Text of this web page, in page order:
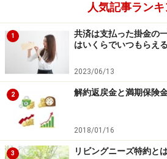
人気記事ラン
1
共済は支払った掛金の
はいくらでいつもらえ
2023/06/13
2 解約返戻金と満期保険
2018/01/16
3 リビングニーズ特約と